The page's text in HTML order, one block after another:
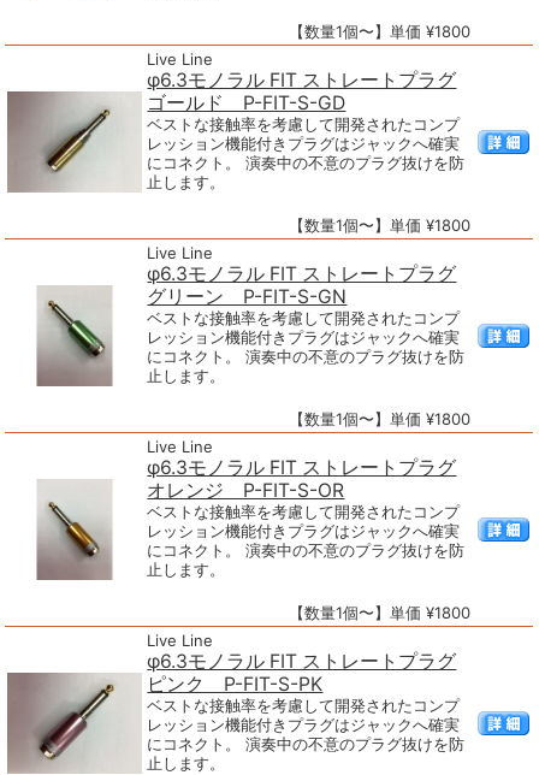
【数量1個〜】単価 ¥1800
Live Line
φ6.3モノラル FIT ストレートプラグ
ゴールド P-FIT-S-GD
ベストな接触率を考慮して開発されたコンプ
レッション機能付きプラグはジャックへ確実
にコネクト。 演奏中の不意のプラグ抜けを防
止します。
【数量1個〜】単価 ¥1800
Live Line
φ6.3モノラル FIT ストレートプラグ
グリーン P-FIT-S-GN
ベストな接触率を考慮して開発されたコンプ
レッション機能付きプラグはジャックへ確実
にコネクト。 演奏中の不意のプラグ抜けを防
止します。
【数量1個〜】単価 ¥1800
Live Line
φ6.3モノラル FIT ストレートプラグ
オレンジ P-FIT-S-OR
ベストな接触率を考慮して開発されたコンプ
レッション機能付きプラグはジャックへ確実
にコネクト。 演奏中の不意のプラグ抜けを防
止します。
【数量1個〜】単価 ¥1800
Live Line
φ6.3モノラル FIT ストレートプラグ
ピンク P-FIT-S-PK
ベストな接触率を考慮して開発されたコンプ
レッション機能付きプラグはジャックへ確実
にコネクト。 演奏中の不意のプラグ抜けを防
止します。